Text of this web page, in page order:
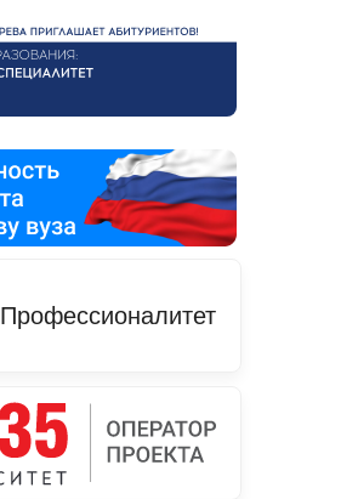
Профессионалитет